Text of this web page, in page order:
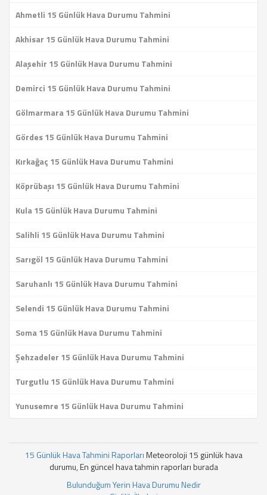
Ahmetli 15 Günlük Hava Durumu Tahmini
Akhisar 15 Günlük Hava Durumu Tahmini
Alaşehir 15 Günlük Hava Durumu Tahmini
Demirci 15 Günlük Hava Durumu Tahmini
Gölmarmara 15 Günlük Hava Durumu Tahmini
Gördes 15 Günlük Hava Durumu Tahmini
Kırkağaç 15 Günlük Hava Durumu Tahmini
Köprübaşı 15 Günlük Hava Durumu Tahmini
Kula 15 Günlük Hava Durumu Tahmini
Salihli 15 Günlük Hava Durumu Tahmini
Sarıgöl 15 Günlük Hava Durumu Tahmini
Saruhanlı 15 Günlük Hava Durumu Tahmini
Selendi 15 Günlük Hava Durumu Tahmini
Soma 15 Günlük Hava Durumu Tahmini
Şehzadeler 15 Günlük Hava Durumu Tahmini
Turgutlu 15 Günlük Hava Durumu Tahmini
Yunusemre 15 Günlük Hava Durumu Tahmini
15 Günlük Hava Tahmini RaporlarıMeteoroloji 15 günlük hava
durumu, En güncel hava tahmin raporları burada
Bulunduğum Yerin Hava Durumu Nedir